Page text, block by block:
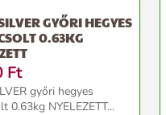
GYŐRI HEGYES
0.63KG
Ft
győri hegyes
0.63kg NYELEZETT...